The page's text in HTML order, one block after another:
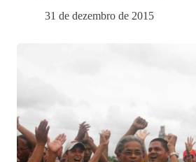
31 de dezembro de 2015